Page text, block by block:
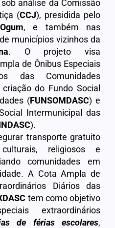
análise da Comissão
(CCJ), presidida pelo
, e também nas
de municípios vizinhos da
. O projeto visa
de Ônibus Especiais
das Comunidades
do Fundo Social
(FUNSOMDASC) e
Intermunicipal das
).
transporte gratuito
religiosos e
comunidades em
A Cota Ampla de
Diários das
tem como objetivo
extraordinários
de férias escolares,